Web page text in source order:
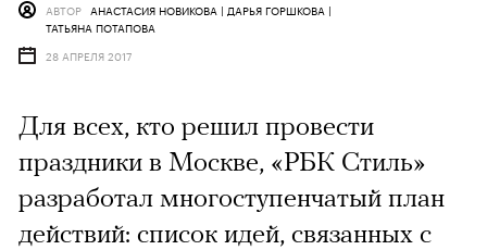
АВТОР АНАСТАСИЯ НОВИКОВА | ДАРЬЯ ГОРШКОВА |
ТАТЬЯНА ПОТАПОВА
28 АПРЕЛЯ 2017
Для всех, кто решил провести
праздники в Москве, «РБК Стиль»
разработал многоступенчатый план
действий: список идей, связанных с